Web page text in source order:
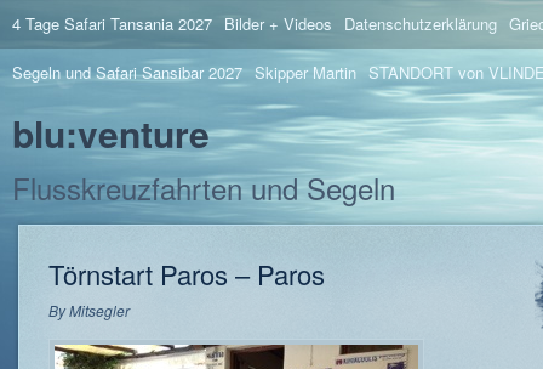
4 Tage Safari Tansania 2027 Bilder + Videos Datenschutzerklärung
Segeln und Safari Sansibar 2027 Skipper Martin STANDORT von
blu:venture
Flusskreuzfahrten und Segeln
Törnstart Paros – Paros
ByMitsegler